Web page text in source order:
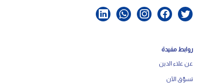
روابط مفيدة
عن علاء الدين
تسوّق الآن